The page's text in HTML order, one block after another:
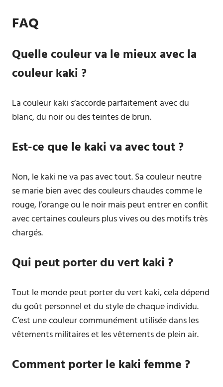
FAQ
Quelle couleur va le mieux avec la
couleur kaki ?
La couleur kaki s’accorde parfaitement avec du
blanc, du noir ou des teintes de brun.
Est-ce que le kaki va avec tout ?
Non, le kaki ne va pas avec tout. Sa couleur neutre
se marie bien avec des couleurs chaudes comme le
rouge, l’orange ou le noir mais peut entrer en conflit
avec certaines couleurs plus vives ou des motifs très
chargés.
Qui peut porter du vert kaki ?
Tout le monde peut porter du vert kaki, cela dépend
du goût personnel et du style de chaque individu.
C’est une couleur communément utilisée dans les
vêtements militaires et les vêtements de plein air.
Comment porter le kaki femme ?